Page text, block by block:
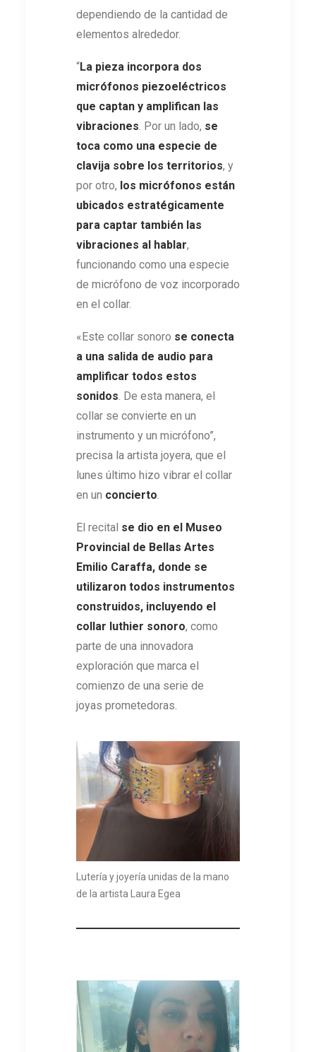
Lutería y joyería unidas de la mano
de la artista Laura Egea
Media error: Format(s)
not supported or
source(s) not found
dependiendo de la cantidad de
elementos alrededor.
“La pieza incorpora dos
micrófonos piezoeléctricos
que captan y amplifican las
vibraciones. Por un lado, se
toca como una especie de
clavija sobre los territorios, y
por otro, los micrófonos están
ubicados estratégicamente
para captar también las
vibraciones al hablar,
funcionando como una especie
de micrófono de voz incorporado
en el collar.
«Este collar sonoro se conecta
a una salida de audio para
amplificar todos estos
sonidos. De esta manera, el
collar se convierte en un
instrumento y un micrófono”,
precisa la artista joyera, que el
lunes último hizo vibrar el collar
en un concierto.
El recital se dio en el Museo
Provincial de Bellas Artes
Emilio Caraffa, donde se
utilizaron todos instrumentos
construidos, incluyendo el
collar luthier sonoro, como
parte de una innovadora
exploración que marca el
comienzo de una serie de
joyas prometedoras.